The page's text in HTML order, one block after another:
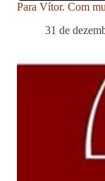
Para Vítor. Com
31 de